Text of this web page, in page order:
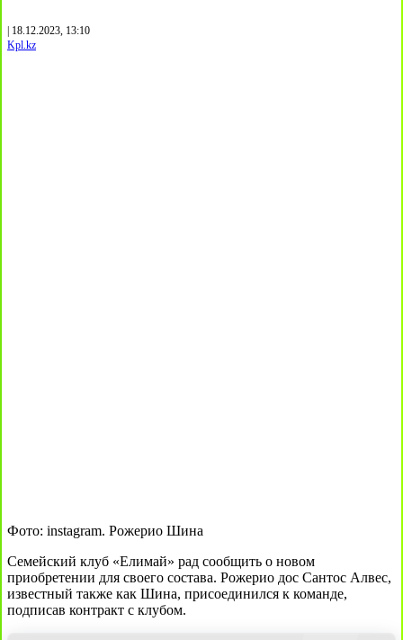
| 18.12.2023, 13:10
Kpl.kz
Фото: instagram. Рожерио Шина
Семейский клуб «Елимай» рад сообщить о новом
приобретении для своего состава. Рожерио дос Сантос Алвес,
известный также как Шина, присоединился к команде,
подписав контракт с клубом.